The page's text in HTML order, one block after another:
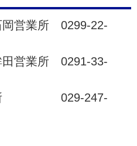
営業所 0299-22-
営業所 0291-33-
業所 029-247-